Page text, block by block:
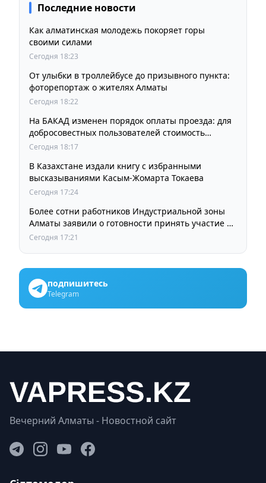
Последние новости
Как алматинская молодежь покоряет горы
своими силами
Сегодня 18:23
От улыбки в троллейбусе до призывного пункта:
фоторепортаж о жителях Алматы
Сегодня 18:22
На БАКАД изменен порядок оплаты проезда: для
добросовестных пользователей стоимость
остается прежней
Сегодня 18:17
В Казахстане издали книгу с избранными
высказываниями Касым-Жомарта Токаева
Сегодня 17:24
Более сотни работников Индустриальной зоны
Алматы заявили о готовности принять участие в
выборах членов Курылтая
Сегодня 17:21
подпишитесь
Telegram
Вечерний Алматы - Новостной сайт